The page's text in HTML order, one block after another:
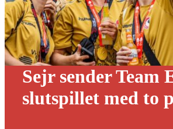
Sejr sender Team
slutspillet med to